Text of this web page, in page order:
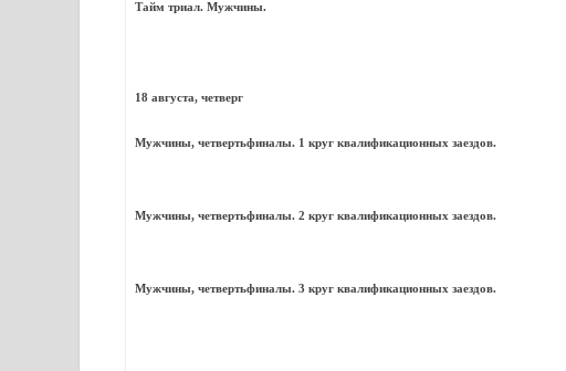
Тайм триал. Мужчины.
18 августа, четверг
Мужчины, четвертьфиналы. 1 круг квалификационных заездов.
Мужчины, четвертьфиналы. 2 круг квалификационных заездов.
Мужчины, четвертьфиналы. 3 круг квалификационных заездов.